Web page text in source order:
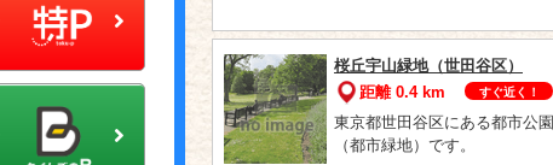
桜丘宇山緑地（世田谷区）
距離 0.4 km
すぐ近く！
東京都世田谷区にある都市公園
（都市緑地）です。